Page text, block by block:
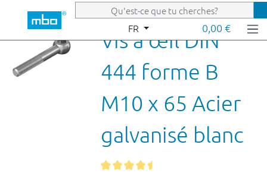
Passer au contenu principal
FR 0,00 €
Vis à œil DIN
444 forme B
M10 x 65 Acier
galvanisé blanc